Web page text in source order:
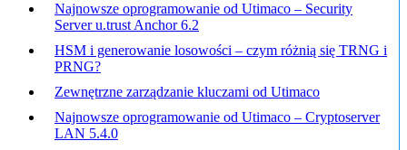
Najnowsze oprogramowanie od Utimaco – Security
Server u.trust Anchor 6.2
HSM i generowanie losowości – czym różnią się TRNG i
PRNG?
Zewnętrzne zarządzanie kluczami od Utimaco
Najnowsze oprogramowanie od Utimaco – Cryptoserver
LAN 5.4.0